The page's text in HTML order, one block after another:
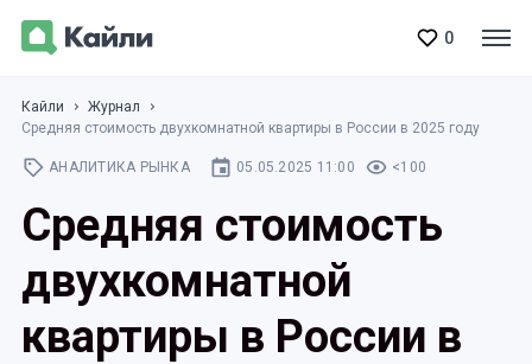
0
Кайли
Журнал
Средняя стоимость двухкомнатной квартиры в России в 2025 году
АНАЛИТИКА РЫНКА 05.05.2025 11:00 <100
Средняя стоимость
двухкомнатной
квартиры в России в